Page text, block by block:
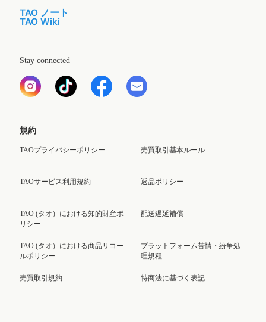
TAO ノート
TAO Wiki
Stay connected
規約
TAOプライバシーポリシー
TAOサービス利用規約
TAO (タオ）における知的財産ポ
リシー
TAO (タオ）における商品リコー
ルポリシー
売買取引規約
売買取引基本ルール
返品ポリシー
配送遅延補償
プラットフォーム苦情・紛争処
理規程
特商法に基づく表記